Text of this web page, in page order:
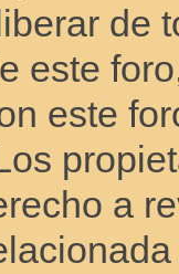
de
este
este
a